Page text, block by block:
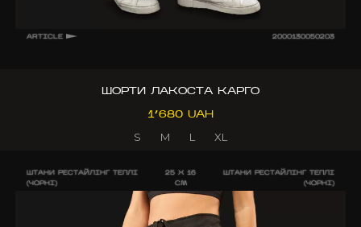
ARTICLE 2000130050203
ШОРТИ ЛАКОСТА КАРГО
1’680 UAH
S
M L XL
ШТАНИ РЕСТАЙЛІНГ ТЕПЛІ
(ЧОРНІ)
25 X 16
CM
ШТАНИ РЕСТАЙЛІНГ ТЕПЛІ
(ЧОРНІ)